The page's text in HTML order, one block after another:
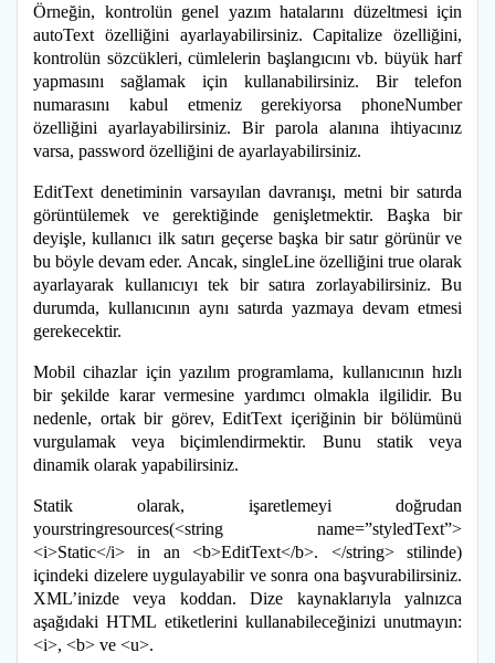
Örneğin, kontrolün genel yazım hatalarını düzeltmesi için
autoText özelliğini ayarlayabilirsiniz. Capitalize özelliğini,
kontrolün sözcükleri, cümlelerin başlangıcını vb. büyük harf
yapmasını sağlamak için kullanabilirsiniz. Bir telefon
numarasını kabul etmeniz gerekiyorsa phoneNumber
özelliğini ayarlayabilirsiniz. Bir parola alanına ihtiyacınız
varsa, password özelliğini de ayarlayabilirsiniz.
EditText denetiminin varsayılan davranışı, metni bir satırda
görüntülemek ve gerektiğinde genişletmektir. Başka bir
deyişle, kullanıcı ilk satırı geçerse başka bir satır görünür ve
bu böyle devam eder. Ancak, singleLine özelliğini true olarak
ayarlayarak kullanıcıyı tek bir satıra zorlayabilirsiniz. Bu
durumda, kullanıcının aynı satırda yazmaya devam etmesi
gerekecektir.
Mobil cihazlar için yazılım programlama, kullanıcının hızlı
bir şekilde karar vermesine yardımcı olmakla ilgilidir. Bu
nedenle, ortak bir görev, EditText içeriğinin bir bölümünü
vurgulamak veya biçimlendirmektir. Bunu statik veya
dinamik olarak yapabilirsiniz.
Statik olarak, işaretlemeyi doğrudan
yourstringresources(<string name=”styledText”>
<i>Static</i> in an <b>EditText</b>. </string> stilinde)
içindeki dizelere uygulayabilir ve sonra ona başvurabilirsiniz.
XML’inizde veya koddan. Dize kaynaklarıyla yalnızca
aşağıdaki HTML etiketlerini kullanabileceğinizi unutmayın:
<i>, <b> ve <u>.